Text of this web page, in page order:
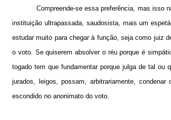
Compreende-se essa preferência, mas isso
instituição ultrapassada, saudosista, mais um
estudar muito para chegar à função, seja como juiz
o voto. Se quiserem absolver o réu porque é
togado tem que fundamentar porque julga de tal ou
jurados, leigos, possam, arbitrariamente,
escondido no anonimato do voto.